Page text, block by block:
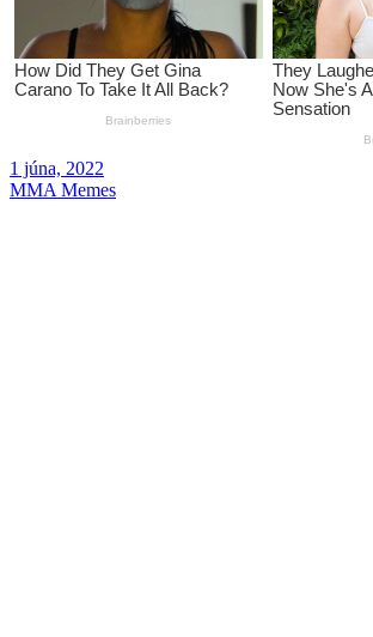
1 júna, 2022
MMA Memes